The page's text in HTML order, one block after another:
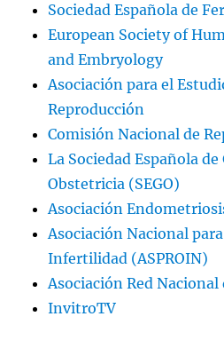
Sociedad Española de
European Society of
and Embryology
Asociación para el
Reproducción
Comisión Nacional de
La Sociedad Española
Obstetricia (SEGO)
Asociación
Asociación Nacional
Infertilidad (ASPROIN)
Asociación Red
InvitroTV